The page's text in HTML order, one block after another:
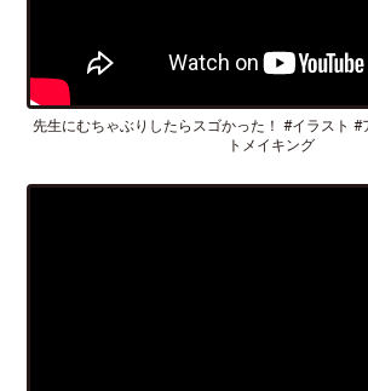
先生にむちゃぶりしたらスゴかった！ #イラスト
トメイキング